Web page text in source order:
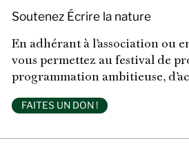
Soutenez Écrire la nature
En adhérant à l’association ou
vous permettez au festival de
programmation ambitieuse,
FAITES UN DON !